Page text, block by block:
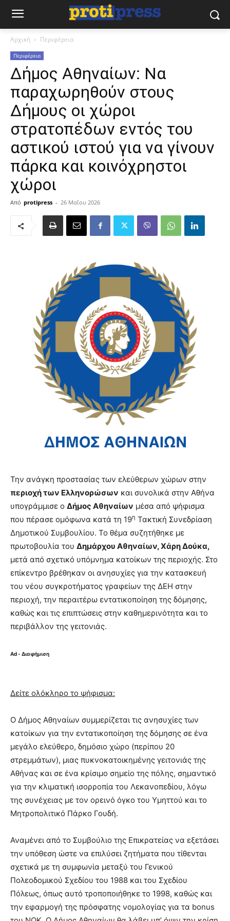
Αρχική Περιφέρεια
Περιφέρεια
Δήμος Αθηναίων: Να
παραχωρηθούν στους
Δήμους οι χώροι
στρατοπέδων εντός του
αστικού ιστού για να γίνουν
πάρκα και κοινόχρηστοι
χώροι
Από protipress - 26 Μαΐου 2026
Την ανάγκη προστασίας των ελεύθερων χώρων στην
περιοχή των Ελληνορώσων και συνολικά στην Αθήνα
υπογράμμισε ο Δήμος Αθηναίων μέσα από ψήφισμα
που πέρασε ομόφωνα κατά τη 19η Τακτική Συνεδρίαση
Δημοτικού Συμβουλίου. Το θέμα συζητήθηκε με
πρωτοβουλία του Δημάρχου Αθηναίων, Χάρη Δούκα,
μετά από σχετικό υπόμνημα κατοίκων της περιοχής. Στο
επίκεντρο βρέθηκαν οι ανησυχίες για την κατασκευή
του νέου συγκροτήματος γραφείων της ΔΕΗ στην
περιοχή, την περαιτέρω εντατικοποίηση της δόμησης,
καθώς και τις επιπτώσεις στην καθημερινότητα και το
περιβάλλον της γειτονιάς.
Ad - Διαφήμιση
Δείτε ολόκληρο το ψήφισμα:
Ο Δήμος Αθηναίων συμμερίζεται τις ανησυχίες των
κατοίκων για την εντατικοποίηση της δόμησης σε ένα
μεγάλο ελεύθερο, δημόσιο χώρο (περίπου 20
στρεμμάτων), μιας πυκνοκατοικημένης γειτονιάς της
Αθήνας και σε ένα κρίσιμο σημείο της πόλης, σημαντικό
για την κλιματική ισορροπία του Λεκανοπεδίου, λόγω
της συνέχειας με τον ορεινό όγκο του Υμηττού και το
Μητροπολιτικό Πάρκο Γουδή.
Αναμένει από το Συμβούλιο της Επικρατείας να εξετάσει
την υπόθεση ώστε να επιλύσει ζητήματα που τίθενται
σχετικά με τη συμφωνία μεταξύ του Γενικού
Πολεοδομικού Σχεδίου του 1988 και του Σχεδίου
Πόλεως, όπως αυτό τροποποιήθηκε το 1998, καθώς και
την εφαρμογή της πρόσφατης νομολογίας για τα bonus